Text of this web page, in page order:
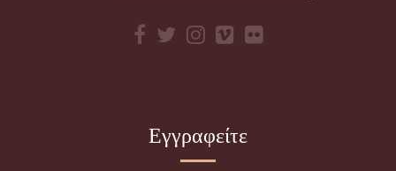
Εγγραφείτε